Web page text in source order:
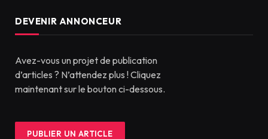
DEVENIR ANNONCEUR
Avez-vous un projet de publication
d’articles ? N’attendez plus ! Cliquez
maintenant sur le bouton ci-dessous.
PUBLIER UN ARTICLE